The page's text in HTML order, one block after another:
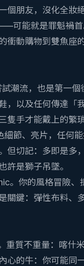
個朋友，沒化全妝
能就是罪魁禍首
衝動購物到雙魚座
潮流，也是第一
，以及任何傳達
隻手才能戴上的繁瑣
細節、亮片，任何
但切記：多即是多
許是獅子吊墜。
。你的風格冒險、
鍵：彈性布料、
重質不重量：喀什
的牛：你可能同